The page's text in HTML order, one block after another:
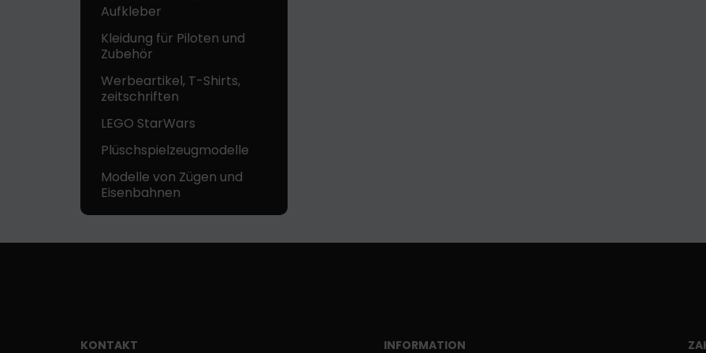
Aufkleber
Kleidung für Piloten und
Zubehör
Werbeartikel, T-Shirts,
zeitschriften
LEGO StarWars
Plüschspielzeugmodelle
Modelle von Zügen und
Eisenbahnen
KONTAKT INFORMATION